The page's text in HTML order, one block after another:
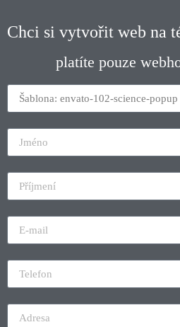
Chci si vytvořit web na
platíte pouze